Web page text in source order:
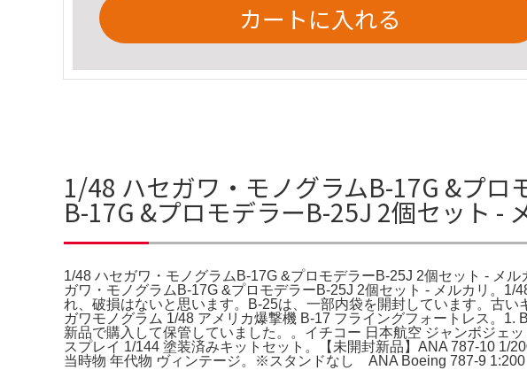
カートに入れる
1/48 ハセガワ・モノグラムB-17G &プ
B-17G &プロモデラーB-25J 2個セット -
1/48 ハセガワ・モノグラムB-17G &プロモデラーB-25J 2個セット - メ
ガワ・モノグラムB-17G &プロモデラーB-25J 2個セット - メルカリ。
れ、破損はないと思います。B-25は、一部内袋を開封しています。古
ガワモノグラム 1/48 アメリカ爆撃機 B-17 フライングフォートレス。
新品で購入して保管していました。。イチコー 日本航空 ジャンボジェ
スプレイ 1/144 塗装済みキットセット。【未開封新品】ANA 787-10 1/
当時物 年代物 ヴィンテージ。※スタンドなし ANA Boeing 787-9 1:200